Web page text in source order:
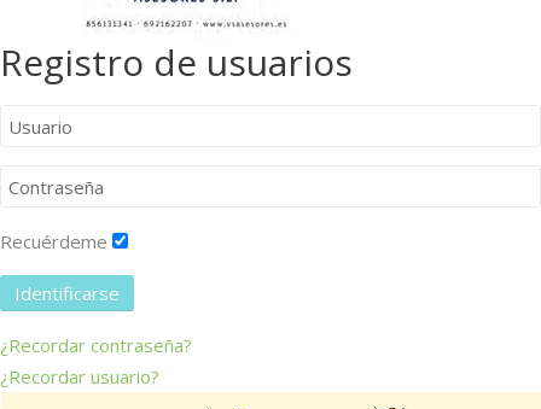
Registro de usuarios
Recuérdeme
Identificarse
¿Recordar contraseña?
¿Recordar usuario?